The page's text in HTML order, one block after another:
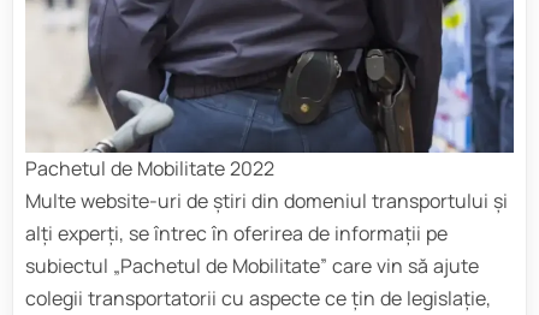
Pachetul de Mobilitate 2022
Multe website-uri de știri din domeniul transportului și
alți experți, se întrec în oferirea de informații pe
subiectul „Pachetul de Mobilitate” care vin să ajute
colegii transportatorii cu aspecte ce țin de legislație,